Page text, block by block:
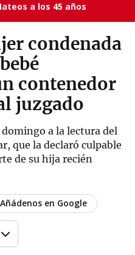
a los 45 años
condenada
contenedor
juzgado
a la lectura del
que la declaró culpable
de su hija recién
Añádenos en Google